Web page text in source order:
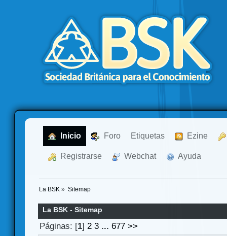
Inicio Foro Etiquetas Ezine
Registrarse Webchat Ayuda
La BSK » Sitemap
La BSK - Sitemap
Páginas: [1]2 3 ...677 >>